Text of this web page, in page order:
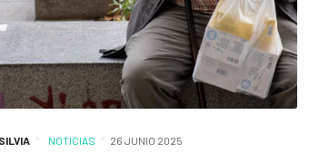
SILVIA NOTICIAS 26 JUNIO 2025